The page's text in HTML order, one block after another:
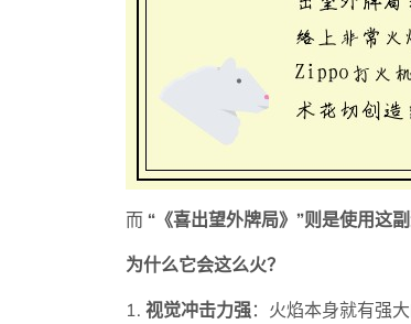
而 “《喜出望外牌局》”则是使用这
为什么它会这么火？
1. 视觉冲击力强：火焰本身就有强